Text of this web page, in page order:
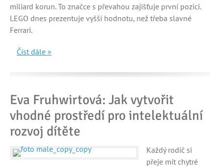
miliard korun. To značce s převahou zajišťuje první pozici.
LEGO dnes prezentuje vyšší hodnotu, než třeba slavné
Ferrari.
Číst dále »
Eva Fruhwirtová: Jak vytvořit
vhodné prostředí pro intelektuální
rozvoj dítěte
Každý rodič si
přeje mít chytré